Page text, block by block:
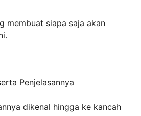
membuat siapa saja akan
dikenal hingga ke kancah